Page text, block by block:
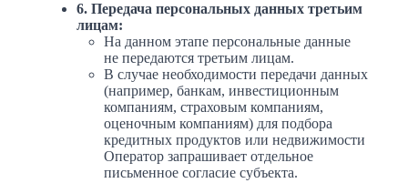
6. Передача персональных данных третьим
лицам:
На данном этапе персональные данные
не передаются третьим лицам.
В случае необходимости передачи данных
(например, банкам, инвестиционным
компаниям, страховым компаниям,
оценочным компаниям) для подбора
кредитных продуктов или недвижимости
Оператор запрашивает отдельное
письменное согласие субъекта.